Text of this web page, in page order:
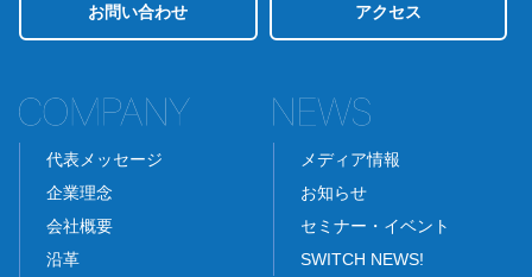
お問い合わせ アクセス
代表メッセージ
企業理念
会社概要
沿革
メディア情報
お知らせ
セミナー・イベント
SWITCH NEWS!